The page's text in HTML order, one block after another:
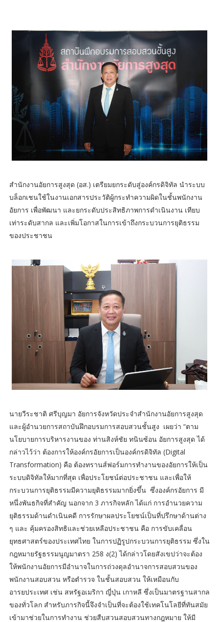
สำนักงานอัยการสูงสุด (อส.) เตรียมยกระดับสู่องค์กรดิจิทัล นำระบบ
บล็อกเชนใช้ในงานเอกสารประวัติผู้กระทำความผิดในชั้นพนักงาน
อัยการ เพื่อพัฒนา และยกระดับประสิทธิภาพการดำเนินงาน เทียบ
เท่าระดับสากล และเพิ่มโอกาสในการเข้าถึงกระบวนการยุติธรรม
ของประชาชน
นายวีระชาติ ศรีบุญมา อัยการจังหวัดประจำสำนักงานอัยการสูงสุด
และผู้อำนวยการสถาบันฝึกอบรมการสอบสวนชั้นสูง เผยว่า “ตาม
นโยบายการบริหารงานของ ท่านสิงห์ชัย ทนินซ้อน อัยการสูงสุด ได้
กล่าวไว้ว่า ต้องการให้องค์กรอัยการเป็นองค์กรดิจิทัล (Digital
Transformation) คือ ต้องทรานส์ฟอร์มการทำงานของอัยการให้เป็น
ระบบดิจิทัลให้มากที่สุด เพื่อประโยชน์ต่อประชาชน และเพื่อให้
กระบวนการยุติธรรมมีความยุติธรรมมากยิ่งขึ้น ซึ่งองค์กรอัยการ มี
หนึ่งพันธกิจที่สำคัญ นอกจาก 3 ภารกิจหลัก ได้แก่ การอำนวยความ
ยุติธรรมด้านดำเนินคดี การรักษาผลประโยชน์เป็นที่ปรึกษาด้านต่าง
ๆ และ คุ้มครองสิทธิและช่วยเหลือประชาชน คือ การขับเคลื่อน
ยุทธศาสตร์ของประเทศไทย ในการปฏิรูปกระบวนการยุติธรรม ซึ่งใน
กฎหมายรัฐธรรมนูญมาตรา 258 ง(2) ได้กล่าวโดยสังเขปว่าจะต้อง
ให้พนักงานอัยการมีอำนาจในการถ่วงดุลอำนาจการสอบสวนของ
พนักงานสอบสวน หรือตำรวจ ในชั้นสอบสวน ให้เหมือนกับ
อารยประเทศ เช่น สหรัฐอเมริกา ญี่ปุ่น เกาหลี ซึ่งเป็นมาตรฐานสากล
ของทั่วโลก สำหรับภารกิจนี้จึงจำเป็นที่จะต้องใช้เทคโนโลยีที่ทันสมัย
เข้ามาช่วยในการทำงาน ช่วยสืบสวนสอบสวนทางกฎหมาย ให้มี